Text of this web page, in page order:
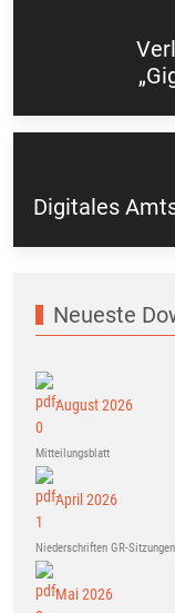
Digitales
Neueste
August 2026
Mitteilungsblatt
April 2026
Niederschriften GR-Sitzungen
Mai 2026